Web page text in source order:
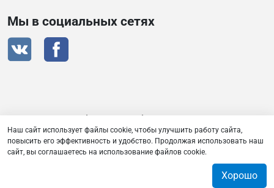
Мы в социальных сетях
Сертификат дистрибьютора RAVENOL
Товарищество с ограниченной ответственностью «Плаза
Наш сайт использует файлы cookie, чтобы улучшить работу сайта,
повысить его эффективность и удобство. Продолжая использовать наш
сайт, вы соглашаетесь на использование файлов cookie.
Хорошо